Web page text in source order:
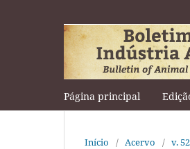
Página principal
Início / Acervo / v.